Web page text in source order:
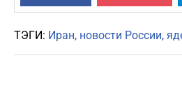
ТЭГИ: Иран новости России